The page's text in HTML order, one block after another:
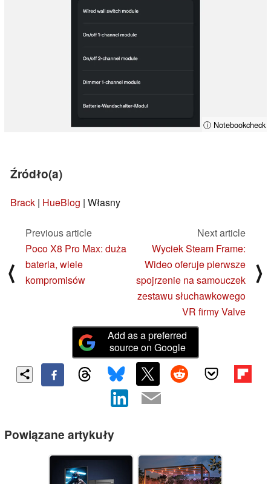
ⓘ Notebookcheck
Źródło(a)
Brack | HueBlog | Własny
⟨
Previous article
Poco X8 Pro Max: duża
bateria, wiele
kompromisów
Next article
Wyciek Steam Frame:
Wideo oferuje pierwsze
spojrzenie na samouczek
zestawu słuchawkowego
VR firmy Valve
⟩
Add as a preferred
source on Google
Powiązane artykuły